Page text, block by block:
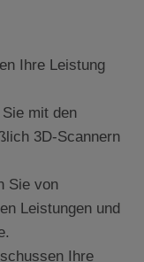
Ihre Leistung
Sie mit den
3D-Scannern
Sie von
Leistungen und
Ihre